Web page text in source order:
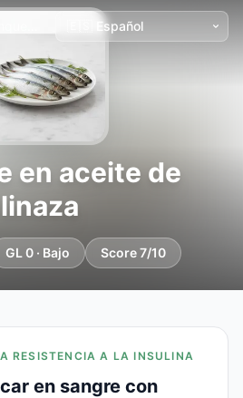
en aceite de
linaza
GL 0 · Bajo Score 7/10
RESISTENCIA A LA INSULINA
en sangre con